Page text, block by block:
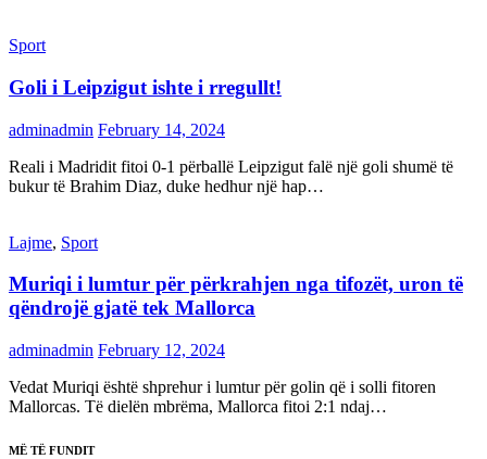
Sport
Goli i Leipzigut ishte i rregullt!
adminadmin February 14, 2024
Reali i Madridit fitoi 0-1 përballë Leipzigut falë një goli shumë të
bukur të Brahim Diaz, duke hedhur një hap…
Lajme, Sport
Muriqi i lumtur për përkrahjen nga tifozët, uron të
qëndrojë gjatë tek Mallorca
adminadmin February 12, 2024
Vedat Muriqi është shprehur i lumtur për golin që i solli fitoren
Mallorcas. Të dielën mbrëma, Mallorca fitoi 2:1 ndaj…
MË TË FUNDIT